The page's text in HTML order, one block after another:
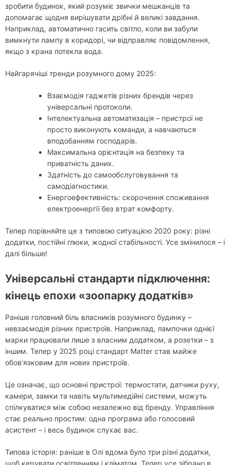
зробити будинок, який розуміє звички мешканців та
допомагає щодня вирішувати дрібні й великі завдання.
Наприклад, автоматично гасить світло, коли ви забули
вимкнути лампу в коридорі, чи відправляє повідомлення,
якщо з крана потекла вода.
Найгарячіші тренди розумного дому 2025:
Взаємодія гаджетів різних брендів через
універсальні протоколи.
Інтелектуальна автоматизація – пристрої не
просто виконують команди, а навчаються
вподобанням господарів.
Максимальна орієнтація на безпеку та
приватність даних.
Здатність до самообслуговування та
самодіагностики.
Енергоефективність: скорочення споживання
електроенергії без втрат комфорту.
Тепер порівняйте це з типовою ситуацією 2020 року: різні
додатки, постійні глюки, жодної стабільності. Усе змінилося – і
далі більше!
Універсальні стандарти підключення:
кінець епохи «зоопарку додатків»
Раніше головний біль власників розумного будинку –
невзаємодія різних пристроїв. Наприклад, лампочки однієї
марки працювали лише з власним додатком, а розетки – з
іншим. Тепер у 2025 році стандарт Matter став майже
обов’язковим для нових пристроїв.
Це означає, що основні пристрої: термостати, датчики руху,
камери, замки та навіть мультимедійні системи, можуть
спілкуватися між собою незалежно від бренду. Управління
стає реально простим: одна програма або голосовий
асистент – і весь будинок слухає вас.
Типова історія: раніше в Олі вдома було три різні додатки,